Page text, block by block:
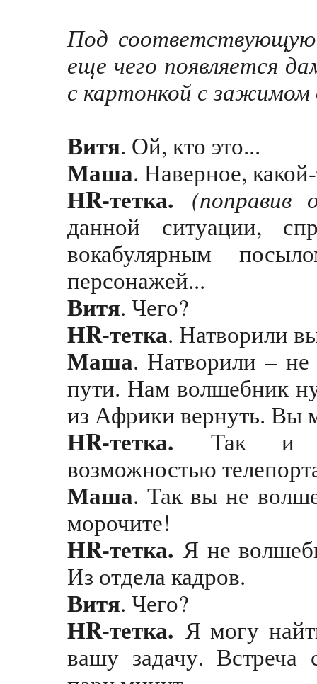
Под
еще чего появляется
с картонкой с зажимом
Витя. Ой, кто это...
Маша. Наверное,
НR-тетка. (поправив
данной ситуации,
вокабулярным
персонажей...
Витя. Чего?
НR-тетка. Натворили
Маша. Натворили –
пути. Нам волшебник
из Африки вернуть. Вы
НR-тетка. Так и
возможностью
Маша. Так вы не
морочите!
НR-тетка. Я не
Из отдела кадров.
Витя. Чего?
НR-тетка. Я могу
вашу задачу. Встреча